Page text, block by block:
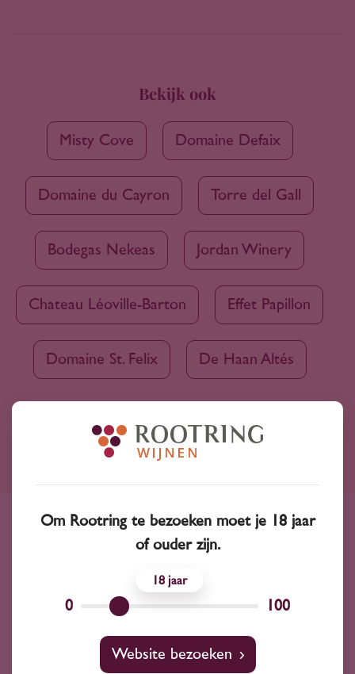
Bekijk ook
Misty Cove Domaine Defaix
Domaine du Cayron Torre del Gall
Bodegas Nekeas Jordan Winery
Chateau Léoville-Barton Effet Papillon
Domaine St. Felix De Haan Altés
Advies nodig?
Wijnprofessionals
10+ jaar ervaring
Om Rootring te bezoeken moet je 18 jaar
of ouder zijn.
0
18
100
Website bezoeken